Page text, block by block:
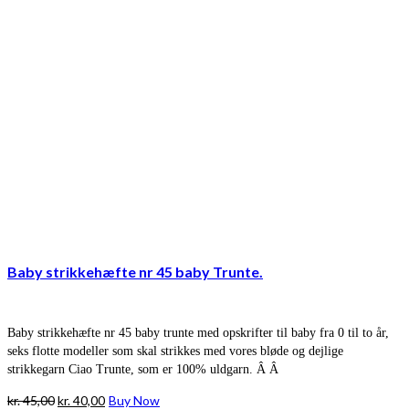
Baby strikkehæfte nr 45 baby Trunte.
Baby strikkehæfte nr 45 baby trunte med opskrifter til baby fra 0 til to år,
seks flotte modeller som skal strikkes med vores bløde og dejlige
strikkegarn Ciao Trunte, som er 100% uldgarn. Â Â
kr.45,00Den
kr.40,00Den
Buy Now